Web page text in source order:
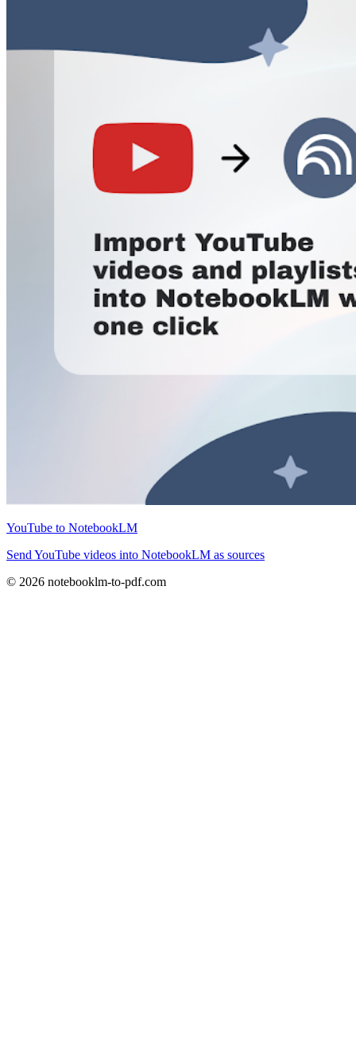
YouTube to NotebookLM
Send YouTube videos into NotebookLM as sources
© 2026 notebooklm-to-pdf.com